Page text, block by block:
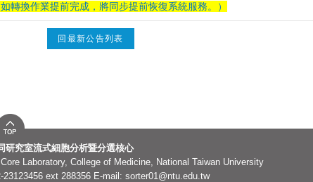
如轉換作業提前完成，將同步提前恢復系統服務。）
回最新公告列表
研究室流式細胞分析暨分選核心
Laboratory, College of Medicine, National Taiwan University
ext 288356 E-mail: sorter01@ntu.edu.tw